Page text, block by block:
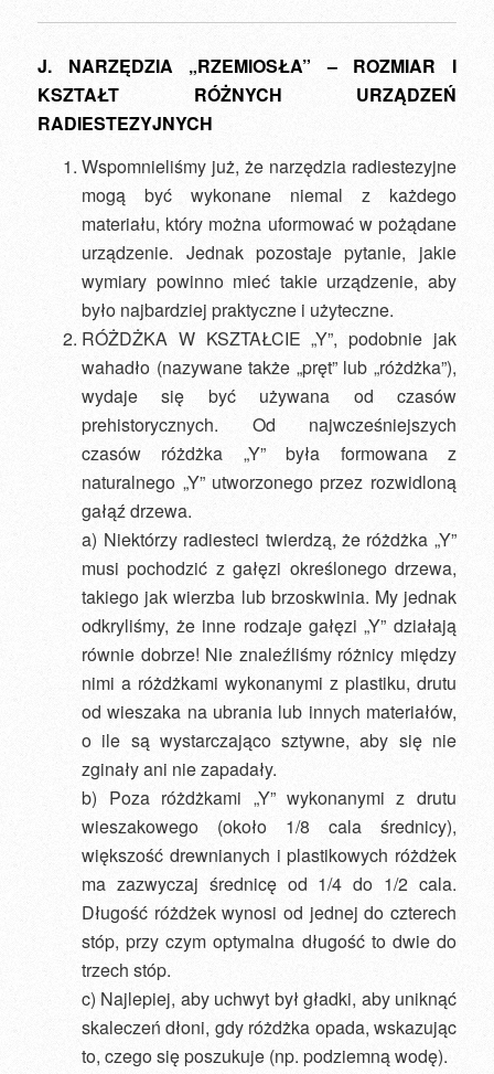
J. NARZĘDZIA „RZEMIOSŁA” – ROZMIAR I
KSZTAŁT RÓŻNYCH URZĄDZEŃ
RADIESTEZYJNYCH
Wspomnieliśmy już, że narzędzia radiestezyjne
mogą być wykonane niemal z każdego
materiału, który można uformować w pożądane
urządzenie. Jednak pozostaje pytanie, jakie
wymiary powinno mieć takie urządzenie, aby
było najbardziej praktyczne i użyteczne.
RÓŻDŻKA W KSZTAŁCIE „Y”, podobnie jak
wahadło (nazywane także „pręt” lub „różdżka”),
wydaje się być używana od czasów
prehistorycznych. Od najwcześniejszych
czasów różdżka „Y” była formowana z
naturalnego „Y” utworzonego przez rozwidloną
gałąź drzewa.
a) Niektórzy radiesteci twierdzą, że różdżka „Y”
musi pochodzić z gałęzi określonego drzewa,
takiego jak wierzba lub brzoskwinia. My jednak
odkryliśmy, że inne rodzaje gałęzi „Y” działają
równie dobrze! Nie znaleźliśmy różnicy między
nimi a różdżkami wykonanymi z plastiku, drutu
od wieszaka na ubrania lub innych materiałów,
o ile są wystarczająco sztywne, aby się nie
zginały ani nie zapadały.
b) Poza różdżkami „Y” wykonanymi z drutu
wieszakowego (około 1/8 cala średnicy),
większość drewnianych i plastikowych różdżek
ma zazwyczaj średnicę od 1/4 do 1/2 cala.
Długość różdżek wynosi od jednej do czterech
stóp, przy czym optymalna długość to dwie do
trzech stóp.
c) Najlepiej, aby uchwyt był gładki, aby uniknąć
skaleczeń dłoni, gdy różdżka opada, wskazując
to, czego się poszukuje (np. podziemną wodę).